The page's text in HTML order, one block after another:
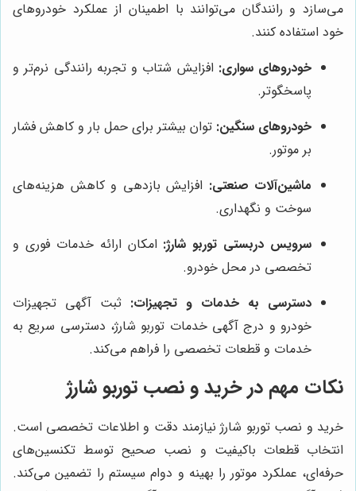
می‌سازد و رانندگان می‌توانند با اطمینان از عملکرد خودروهای
خود استفاده کنند.
خودروهای سواری: افزایش شتاب و تجربه رانندگی نرم‌تر و
پاسخگوتر.
خودروهای سنگین: توان بیشتر برای حمل بار و کاهش فشار
بر موتور.
ماشین‌آلات صنعتی: افزایش بازدهی و کاهش هزینه‌های
سوخت و نگهداری.
سرویس دربستی توربو شارژ: امکان ارائه خدمات فوری و
تخصصی در محل خودرو.
دسترسی به خدمات و تجهیزات: ثبت آگهی تجهیزات
خودرو و درج آگهی خدمات توربو شارژ، دسترسی سریع به
خدمات و قطعات تخصصی را فراهم می‌کند.
نکات مهم در خرید و نصب توربو شارژ
خرید و نصب توربو شارژ نیازمند دقت و اطلاعات تخصصی است.
انتخاب قطعات باکیفیت و نصب صحیح توسط تکنسین‌های
حرفه‌ای، عملکرد موتور را بهینه و دوام سیستم را تضمین می‌کند.